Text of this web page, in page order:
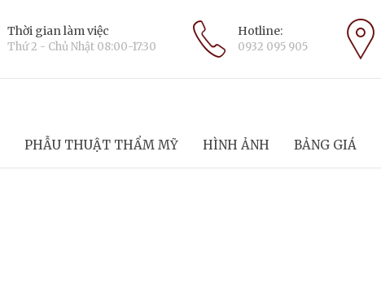
Thời gian làm việc
Thứ 2 - Chủ Nhật 08:00-17:30
Hotline:
0932 095 905
PHẪU THUẬT THẨM MỸ HÌNH ẢNH BẢNG GIÁ